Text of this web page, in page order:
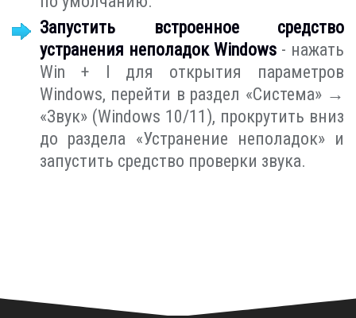
Запустить встроенное средство
устранения неполадок Windows - нажать
Win + I для открытия параметров
Windows, перейти в раздел «Система» →
«Звук» (Windows 10/11), прокрутить вниз
до раздела «Устранение неполадок» и
запустить средство проверки звука.